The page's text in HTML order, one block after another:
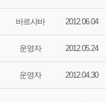
바르샤바 2012.06.04
운영자 2012.05.24
운영자 2012.04.30